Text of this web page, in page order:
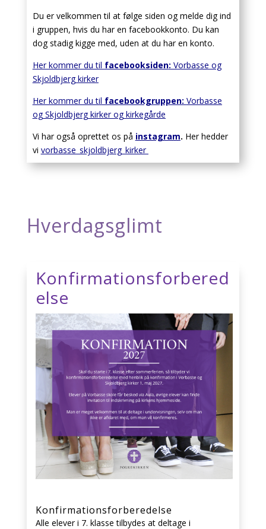
Du er velkommen til at følge siden og melde dig ind
i gruppen, hvis du har en facebookkonto. Du kan
dog stadig kigge med, uden at du har en konto.
Her kommer du til facebooksiden: Vorbasse og
Skjoldbjerg kirker
Her kommer du til facebookgruppen: Vorbasse
og Skjoldbjerg kirker og kirkegårde
Vi har også oprettet os på instagram. Her hedder
vi vorbasse_skjoldbjerg_kirker
Hverdagsglimt
Konfirmationsforbered
else
Konfirmationsforberedelse
Alle elever i 7. klasse tilbydes at deltage i